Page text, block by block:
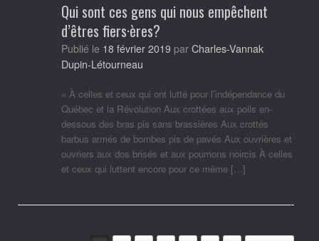
Qui sont ces gens qui nous empêchent
d’êtres fiers·ères?
Publié le 18 février 2019 par Charles-Vannak
Dupin-Létourneau
« À celles et ceux qui ont lutté pour l’indépendance du
Québec et la Révolution Aux crottées aux poils en-
dessous des bras pis sans brassières Aux crottés
barbus armés de bombes pis de pavés Aux ouvrières et
ouvriers aux dos brisés et aux poumons noircis À celles
et ceux qui luttent encore pour ce même […]